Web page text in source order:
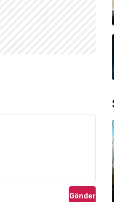
anlatıldığı 'The
Başrolde Geoffrey
Gönder